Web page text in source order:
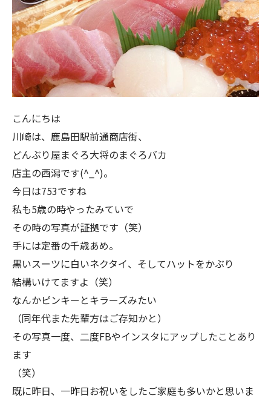
こんにちは
川崎は、鹿島田駅前通商店街、
どんぶり屋まぐろ大将のまぐろバカ
店主の西潟です(^_^)。
今日は753ですね
私も5歳の時やったみていで
その時の写真が証拠です（笑）
手には定番の千歳あめ。
黒いスーツに白いネクタイ、そしてハットをかぶり
結構いけてますよ（笑）
なんかピンキーとキラーズみたい
（同年代また先輩方はご存知かと）
その写真一度、二度FBやインスタにアップしたことあり
ます
（笑）
既に昨日、一昨日お祝いをしたご家庭も多いかと思いま